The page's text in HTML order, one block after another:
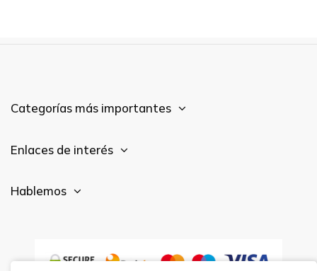
Categorías más importantes
Enlaces de interés
Hablemos